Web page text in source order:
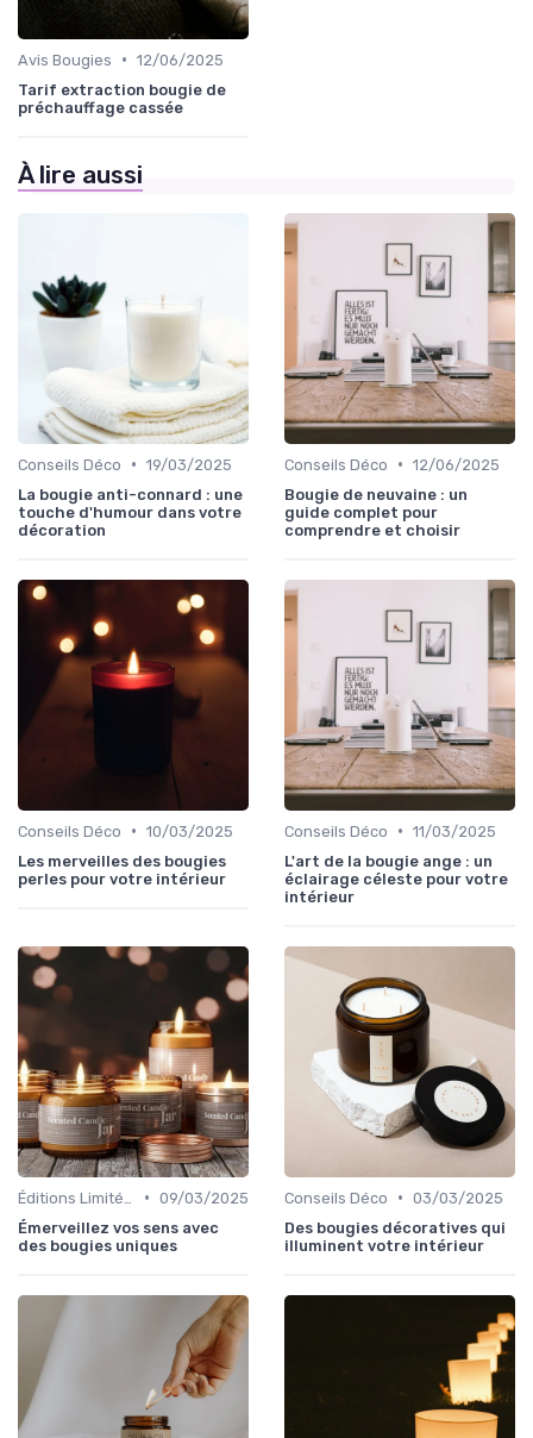
Avis Bougies • 12/06/2025
Tarif extraction bougie de
préchauffage cassée
À lire aussi
Conseils Déco • 19/03/2025
La bougie anti-connard : une
touche d'humour dans votre
décoration
Conseils Déco • 12/06/2025
Bougie de neuvaine : un
guide complet pour
comprendre et choisir
Conseils Déco • 10/03/2025
Les merveilles des bougies
perles pour votre intérieur
Conseils Déco • 11/03/2025
L'art de la bougie ange : un
éclairage céleste pour votre
intérieur
• 09/03/2025
Émerveillez vos sens avec
des bougies uniques
Conseils Déco • 03/03/2025
Des bougies décoratives qui
illuminent votre intérieur